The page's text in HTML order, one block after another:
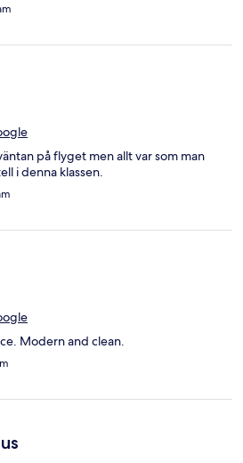
på flyget men allt var som man
i denna klassen.
Modern and clean.